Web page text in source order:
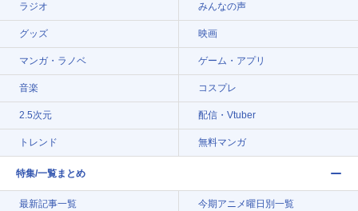
ラジオ みんなの声
グッズ 映画
マンガ・ラノベ ゲーム・アプリ
音楽 コスプレ
2.5次元 配信・Vtuber
トレンド 無料マンガ
特集/一覧まとめ
最新記事一覧 今期アニメ曜日別一覧